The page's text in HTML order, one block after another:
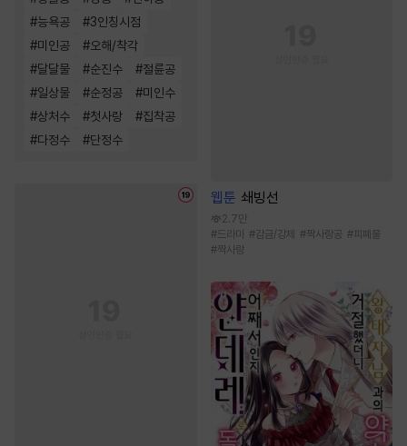
#능욕공 #3인칭시점
#미인공 #오해/착각
#달달물 #순진수 #절륜공
#일상물 #순정공 #미인수
#상처수 #첫사랑 #집착공
#다정수 #단정수
웹툰 쇄빙선
2.7만
#드라마 #감금/강제 #짝사랑공 #피폐물
#짝사랑